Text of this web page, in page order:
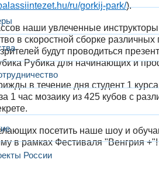
России
ru/gorkij-park/).
наши увлеченные
в скоростной сборке
будут проводиться
Рубика для начинающих и
в течение дня студент 1
1 час мозаику из 425 кубов с
посетить наше шоу и
в рамках Фестиваля "Венгрия +"!